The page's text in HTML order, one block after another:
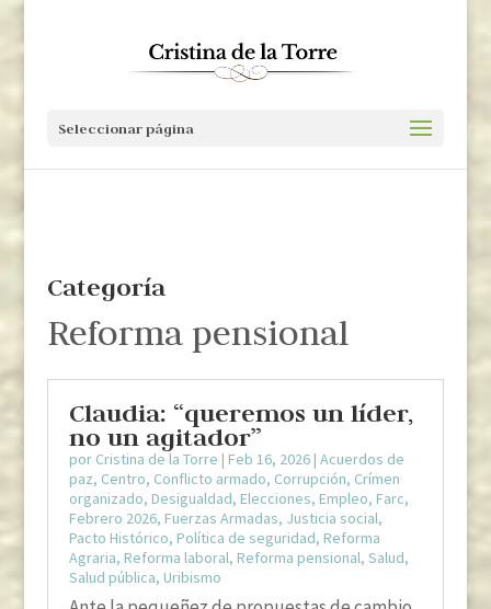
Seleccionar página
Categoría
Reforma pensional
Claudia: “queremos un líder,
no un agitador”
por Cristina de la Torre | Feb 16, 2026| Acuerdos de
paz, Centro, Conflicto armado, Corrupción, Crímen
organizado, Desigualdad, Elecciones, Empleo, Farc,
Febrero 2026, Fuerzas Armadas, Justicia social,
Pacto Histórico, Política de seguridad, Reforma
Agraria, Reforma laboral, Reforma pensional, Salud,
Salud pública, Uribismo